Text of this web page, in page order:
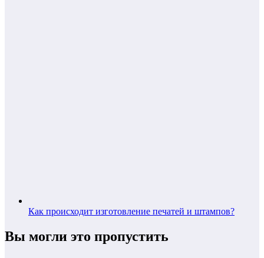
Как происходит изготовление печатей и штампов?
Вы могли это пропустить